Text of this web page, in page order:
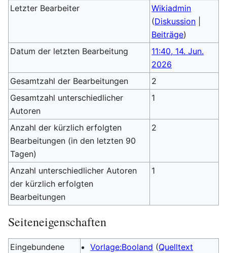
Letzter Bearbeiter
Wikiadmin
(Diskussion
Beiträge)
Datum der letzten Bearbeitung
11:40, 14. Jun.
2026
Gesamtzahl der Bearbeitungen
2
Gesamtzahl unterschiedlicher
Autoren
1
Anzahl der kürzlich erfolgten
Bearbeitungen (in den letzten 90
Tagen)
2
Anzahl unterschiedlicher Autoren
der kürzlich erfolgten
Bearbeitungen
1
Seiteneigenschaften
Eingebundene
Vorlage:Booland (Quelltext